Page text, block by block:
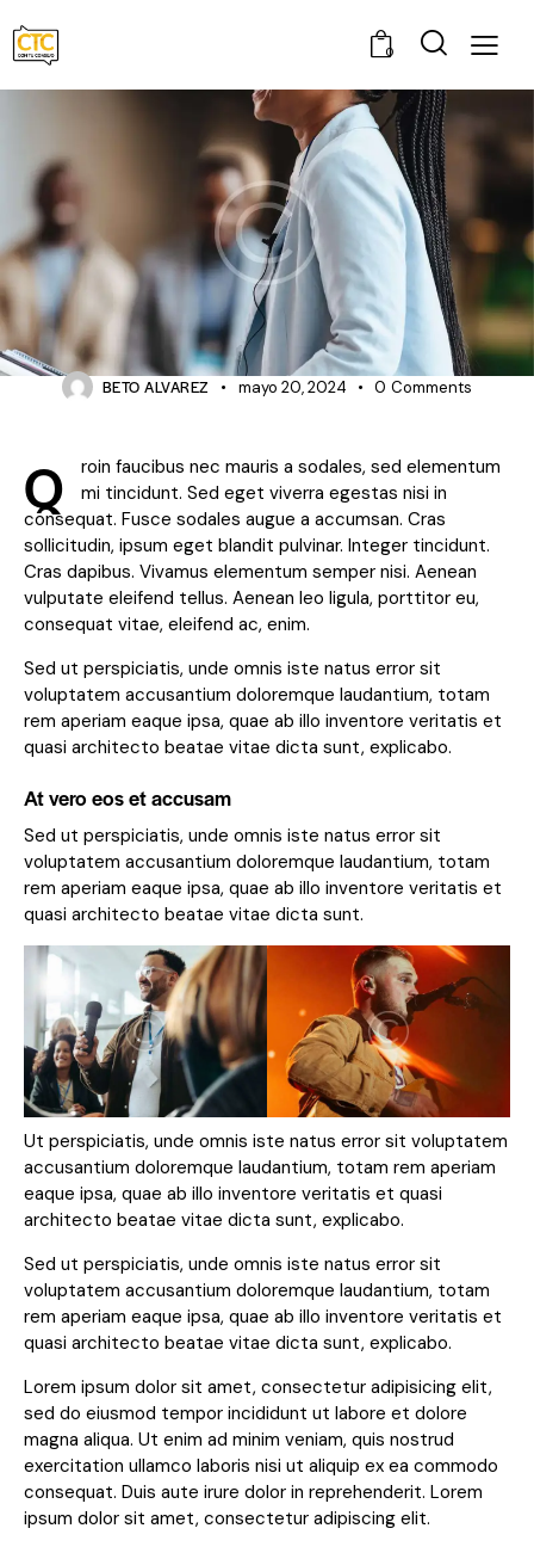
0
EVENTS
Creating memorable moments at
multi-event venues
BETO ALVAREZ mayo 20, 2024 0 Comments
Q
roin faucibus nec mauris a sodales, sed elementum
mi tincidunt. Sed eget viverra egestas nisi in
consequat. Fusce sodales augue a accumsan. Cras
sollicitudin, ipsum eget blandit pulvinar. Integer tincidunt.
Cras dapibus. Vivamus elementum semper nisi. Aenean
vulputate eleifend tellus. Aenean leo ligula, porttitor eu,
consequat vitae, eleifend ac, enim.
Sed ut perspiciatis, unde omnis iste natus error sit
voluptatem accusantium doloremque laudantium, totam
rem aperiam eaque ipsa, quae ab illo inventore veritatis et
quasi architecto beatae vitae dicta sunt, explicabo.
At vero eos et accusam
Sed ut perspiciatis, unde omnis iste natus error sit
voluptatem accusantium doloremque laudantium, totam
rem aperiam eaque ipsa, quae ab illo inventore veritatis et
quasi architecto beatae vitae dicta sunt.
Ut perspiciatis, unde omnis iste natus error sit voluptatem
accusantium doloremque laudantium, totam rem aperiam
eaque ipsa, quae ab illo inventore veritatis et quasi
architecto beatae vitae dicta sunt, explicabo.
Sed ut perspiciatis, unde omnis iste natus error sit
voluptatem accusantium doloremque laudantium, totam
rem aperiam eaque ipsa, quae ab illo inventore veritatis et
quasi architecto beatae vitae dicta sunt, explicabo.
Lorem ipsum dolor sit amet, consectetur adipisicing elit,
sed do eiusmod tempor incididunt ut labore et dolore
magna aliqua. Ut enim ad minim veniam, quis nostrud
exercitation ullamco laboris nisi ut aliquip ex ea commodo
consequat. Duis aute irure dolor in reprehenderit. Lorem
ipsum dolor sit amet, consectetur adipiscing elit.